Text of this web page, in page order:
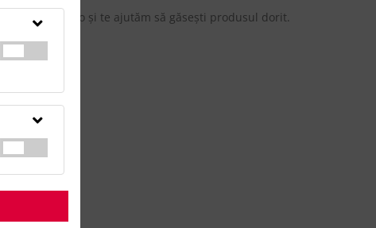
şi te ajutăm să găseşti produsul dorit.